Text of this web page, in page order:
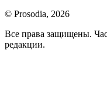
© Prosodia, 2026
Все права защищены.
редакции.